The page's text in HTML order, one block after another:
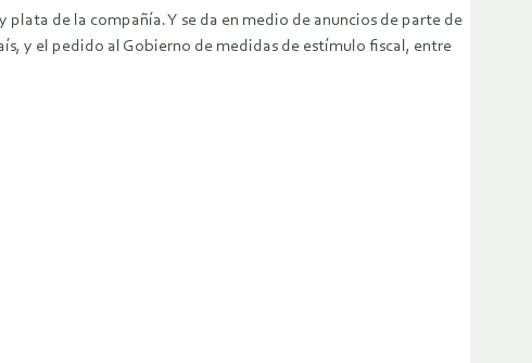
de la compañía. Y se da en medio de anuncios de parte de
y el pedido al Gobierno de medidas de estímulo fiscal, entre